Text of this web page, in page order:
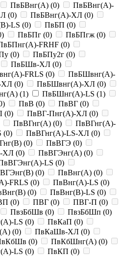
ПвБВнг(A) (0)
ПвБВнг(A)-
(0) ПвБВнг(A)-ХЛ (0)
LS (0) ПвБП (0)
) ПвБПг (0) ПвБПгж (0)
FRHF (0)
(0) ПвБПу2г (0)
ПвБШв-ХЛ (0)
FRLS (0)
ПвБШвнг(A)-
ХЛ (0) ПвБШвнг(A)-ХЛ (0)
(1) ПвБШнг(A)-LS (1)
) ПвВ (0) ПвВГ (0)
(0) ПвВГ-Пнг(A)-ХЛ (0)
ПвВГнг(A) (0)
ПвВГнг(A)-
(0) ПвВГнг(A)-LS-ХЛ (0)
(0) ПвВГЭ (0)
ХЛ (0) ПвВГЭнг(A) (0)
LS (0)
(0) ПвВнг(A) (0)
FRLS (0) ПвВнг(A)-LS (0)
(0) ПвВнг(B)-LS (0)
(0) ПВГ (0) ПВГ-П (0)
ПвзБбШв (0) ПвзБбШп (0)
LS (0) ПвКаП (0)
(0) ПвКаШв-ХЛ (0)
(0) ПвКбШнг(A) (0)
LS (0) ПвКП (0)